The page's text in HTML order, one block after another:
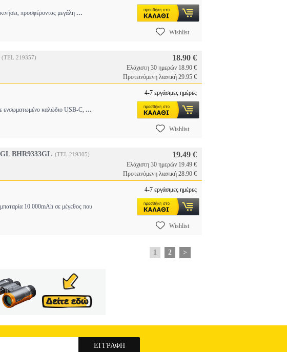
προσφέροντας μεγάλη ...
Wishlist
(TEL.219357) 18.90 €
Ελάχιστη 30 ημερών 18.90 €
Προτεινόμενη λιανική 29.95 €
ενσωματωμένο καλώδιο USB-C, ...
4-7 εργάσιμες ημέρες
Wishlist
BHR9333GL (TEL.219305) 19.49 €
Ελάχιστη 30 ημερών 19.49 €
Προτεινόμενη λιανική 28.90 €
10.000mAh σε μέγεθος που
4-7 εργάσιμες ημέρες
Wishlist
1 2 >